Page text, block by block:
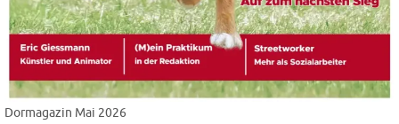
Dormagazin Mai 2026